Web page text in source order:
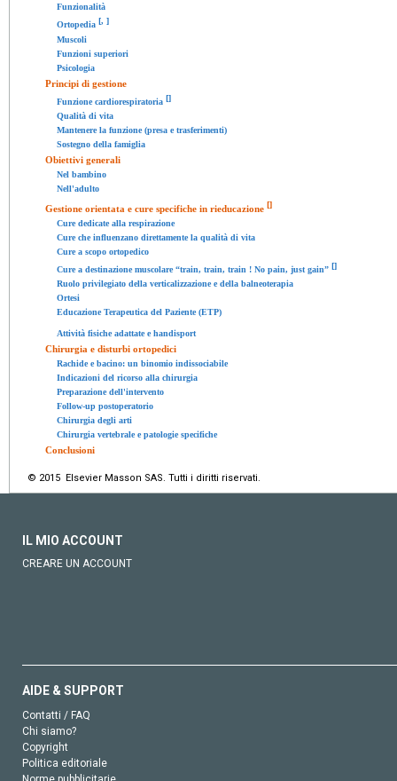
Funzionalità
Ortopedia [, ]
Muscoli
Funzioni superiori
Psicologia
Principi di gestione
Funzione cardiorespiratoria []
Qualità di vita
Mantenere la funzione (presa e trasferimenti)
Sostegno della famiglia
Obiettivi generali
Nel bambino
Nell'adulto
Gestione orientata e cure specifiche in rieducazione []
Cure dedicate alla respirazione
Cure che influenzano direttamente la qualità di vita
Cure a scopo ortopedico
Cure a destinazione muscolare “train, train, train ! No pain, just gain” []
Ruolo privilegiato della verticalizzazione e della balneoterapia
Ortesi
Educazione Terapeutica del Paziente (ETP)
Attività fisiche adattate e handisport
Chirurgia e disturbi ortopedici
Rachide e bacino: un binomio indissociabile
Indicazioni del ricorso alla chirurgia
Preparazione dell'intervento
Follow-up postoperatorio
Chirurgia degli arti
Chirurgia vertebrale e patologie specifiche
Conclusioni
© 2015 Elsevier Masson SAS. Tutti i diritti riservati.
IL MIO ACCOUNT
CREARE UN ACCOUNT
AIDE & SUPPORT
Contatti / FAQ
Chi siamo?
Copyright
Politica editoriale